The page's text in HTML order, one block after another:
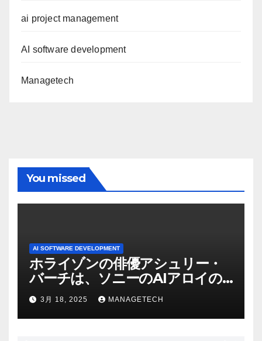
ai project management
AI software development
Managetech
You missed
AI SOFTWARE DEVELOPMENT
ホライゾンの俳優アシュリー・
バーチは、ソニーのAIアロイの
ビデオを見て「ゲームパフォー
マンスという芸術形式に不安を
感じた」と語る – IGN
3月 18, 2025 MANAGETECH